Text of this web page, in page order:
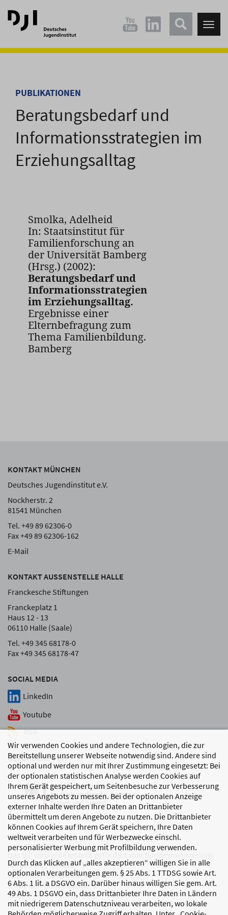
Direkt
zum
Hauptinhalt
Direkt
zum
Hauptmenü
Wir verwenden Cookies und andere Technologien, die zur
Bereitstellung unserer Webseite notwendig sind. Andere sind
optional und werden nur mit Ihrer Zustimmung eingesetzt: Bei
der optionalen statistischen Analyse werden Cookies auf
Ihrem Gerät gespeichert, um Seitenbesuche zur Verbesserung
unseres Angebots zu messen. Bei der optionalen Anzeige
externer Inhalte werden Ihre Daten an Drittanbieter
übermittelt um deren Angebote zu nutzen. Die Drittanbieter
können Cookies auf Ihrem Gerät speichern, Ihre Daten
weltweit verarbeiten und für Werbezwecke einschl.
personalisierter Werbung mit Profilbildung verwenden.
Durch das Klicken auf „alles akzeptieren“ willigen Sie in alle
optionalen Verarbeitungen gem. § 25 Abs. 1 TTDSG sowie Art.
6 Abs. 1 lit. a DSGVO ein. Darüber hinaus willigen Sie gem. Art.
49 Abs. 1 DSGVO ein, dass Drittanbieter Ihre Daten in Ländern
mit niedrigerem Datenschutzniveau verarbeiten, wo lokale
PUBLIKATIONEN
Beratungsbedarf und
Informationsstrategien im
Erziehungsalltag
Smolka, Adelheid
In: Staatsinstitut für
Familienforschung an
der Universität Bamberg
(Hrsg.) (2002):
Beratungsbedarf und
Informationsstrategien
im Erziehungsalltag.
Ergebnisse einer
Elternbefragung zum
Thema Familienbildung.
Bamberg
SOCIAL MEDIA
LinkedIn
Youtube
RSS
KONTAKT MÜNCHEN
Deutsches Jugendinstitut e.V.
Nockherstr. 2
81541 München
Tel. +49 89 62306-0
Fax +49 89 62306-162
E-Mail
KONTAKT AUSSENSTELLE HALLE
Franckesche Stiftungen
Franckeplatz 1
Haus 12 - 13
06110 Halle (Saale)
Tel. +49 345 68178-0
Fax +49 345 68178-47
GEFÖRDERT VON
Das DJI wird größtenteils gefördert vom Bundesministerium
für Bildung, Familie,
Senioren, Frauen und Jugend
sowie den Bundesländern.